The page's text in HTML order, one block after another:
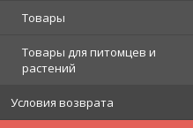
Товары
Товары для питомцев и
растений
Условия возврата